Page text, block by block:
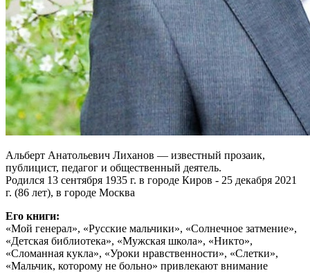
Альберт Анатольевич Лиханов — известный прозаик,
публицист, педагог и общественный деятель.
Родился 13 сентября 1935 г. в городе Киров - 25 декабря 2021
г. (86 лет), в городе Москва
Его книги:
«Мой генерал», «Русские мальчики», «Солнечное затмение»,
«Детская библиотека», «Мужская школа», «Никто»,
«Сломанная кукла», «Уроки нравственности», «Слетки»,
«Мальчик, которому не больно» привлекают внимание